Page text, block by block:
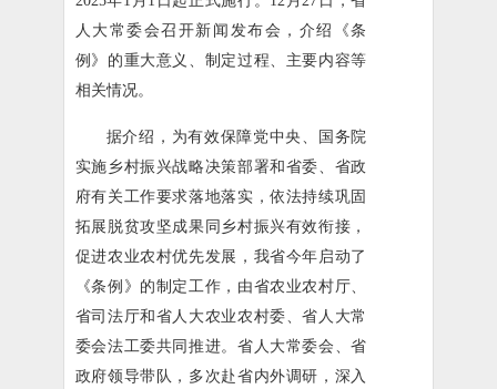
人大常委会召开新闻发布会，介绍《条
例》的重大意义、制定过程、主要内容等
相关情况。
据介绍，为有效保障党中央、国务院
实施乡村振兴战略决策部署和省委、省政
府有关工作要求落地落实，依法持续巩固
拓展脱贫攻坚成果同乡村振兴有效衔接，
促进农业农村优先发展，我省今年启动了
《条例》的制定工作，由省农业农村厅、
省司法厅和省人大农业农村委、省人大常
委会法工委共同推进。省人大常委会、省
政府领导带队，多次赴省内外调研，深入